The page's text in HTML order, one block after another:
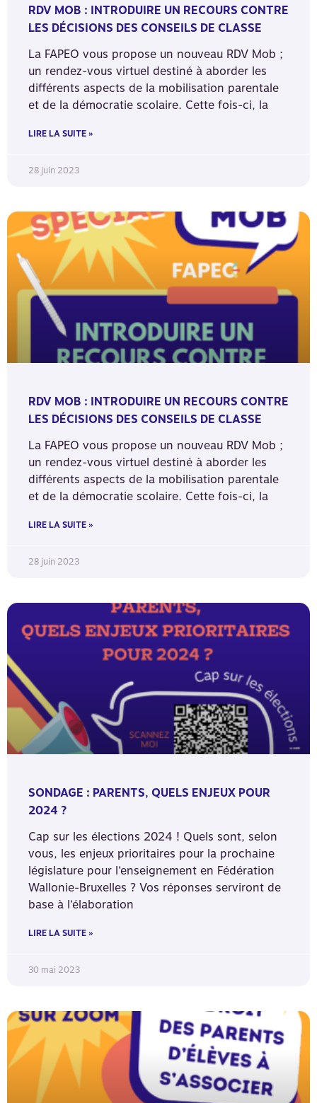
RDV MOB : INTRODUIRE UN RECOURS CONTRE
LES DÉCISIONS DES CONSEILS DE CLASSE
La FAPEO vous propose un nouveau RDV Mob ;
un rendez-vous virtuel destiné à aborder les
différents aspects de la mobilisation parentale
et de la démocratie scolaire. Cette fois-ci, la
LIRE LA SUITE »
28 juin 2023
RDV MOB : INTRODUIRE UN RECOURS CONTRE
LES DÉCISIONS DES CONSEILS DE CLASSE
La FAPEO vous propose un nouveau RDV Mob ;
un rendez-vous virtuel destiné à aborder les
différents aspects de la mobilisation parentale
et de la démocratie scolaire. Cette fois-ci, la
LIRE LA SUITE »
28 juin 2023
SONDAGE : PARENTS, QUELS ENJEUX POUR
2024 ?
Cap sur les élections 2024 ! Quels sont, selon
vous, les enjeux prioritaires pour la prochaine
législature pour l’enseignement en Fédération
Wallonie-Bruxelles ? Vos réponses serviront de
base à l’élaboration
LIRE LA SUITE »
30 mai 2023